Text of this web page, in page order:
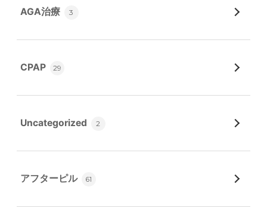
AGA治療 3
CPAP 29
Uncategorized 2
アフターピル 61